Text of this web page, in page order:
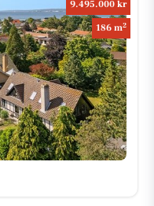
9.495.000 kr
186 m2